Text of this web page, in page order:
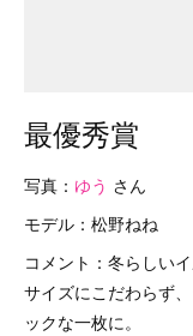
最優秀賞
写真： ゆう さん
モデル：松野ねね
コメント：冬らしい
サイズにこだわらず
ックな一枚に。